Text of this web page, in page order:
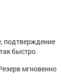
подтверждение
быстро.
мгновенно